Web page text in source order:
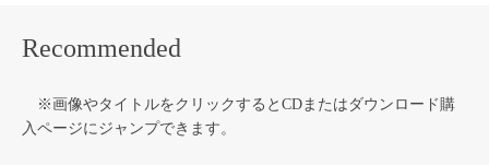
Recommended
※画像やタイトルをクリックするとCDまたはダウンロード購
入ページにジャンプできます。